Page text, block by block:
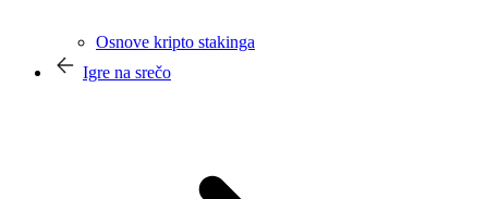
Osnove kripto stakinga
Igre na srečo